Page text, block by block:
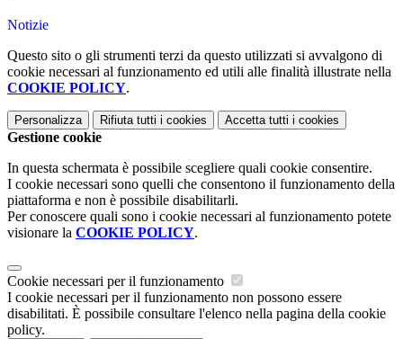
Notizie
Questo sito o gli strumenti terzi da questo utilizzati si avvalgono di
cookie necessari al funzionamento ed utili alle finalità illustrate nella
COOKIE POLICY.
Personalizza Rifiuta tutti i cookies Accetta tutti i cookies
Gestione cookie
In questa schermata è possibile scegliere quali cookie consentire.
I cookie necessari sono quelli che consentono il funzionamento della
piattaforma e non è possibile disabilitarli.
Per conoscere quali sono i cookie necessari al funzionamento potete
visionare la COOKIE POLICY.
Cookie necessari per il funzionamento
I cookie necessari per il funzionamento non possono essere
disabilitati. È possibile consultare l'elenco nella pagina della cookie
policy.